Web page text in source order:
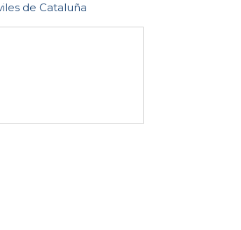
de Cataluña